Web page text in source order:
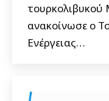
ανακοίνωσε ο
Ενέργειας…